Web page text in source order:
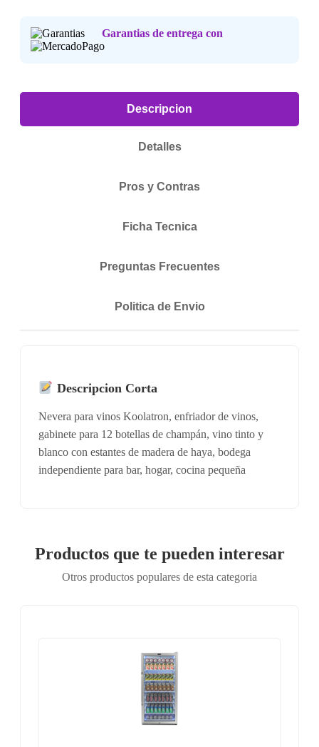
Consulta nuestra Politica de Devoluciones.
Garantias de entrega con
Descripcion
Detalles
Pros y Contras
Ficha Tecnica
Preguntas Frecuentes
Politica de Envio
Descripcion Corta
Nevera para vinos Koolatron, enfriador de vinos,
gabinete para 12 botellas de champán, vino tinto y
blanco con estantes de madera de haya, bodega
independiente para bar, hogar, cocina pequeña
Productos que te pueden interesar
Otros productos populares de esta categoria